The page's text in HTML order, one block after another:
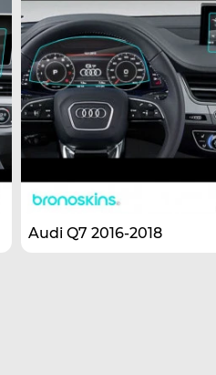
Audi Q7 2016-2018